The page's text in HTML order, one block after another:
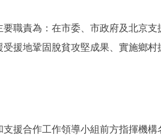
責為：在市委、市政府及北京支
援地鞏固脫貧攻堅成果、實施鄉
合作工作領導小組前方指揮機構